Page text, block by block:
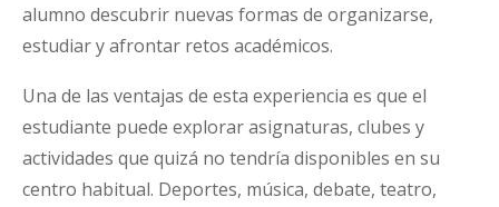
alumno descubrir nuevas formas de organizarse,
estudiar y afrontar retos académicos.
Una de las ventajas de esta experiencia es que el
estudiante puede explorar asignaturas, clubes y
actividades que quizá no tendría disponibles en su
centro habitual. Deportes, música, debate, teatro,